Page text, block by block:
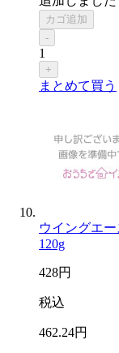
カゴ追加
-
1
+
まとめて買う
ウイングエ
120g
428円
税込
462.24円